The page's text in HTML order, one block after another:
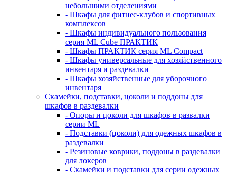
небольшими отделениями
- Шкафы для фитнес-клубов и спортивных
комплексов
- Шкафы индивидуального пользования
серия ML Cube ПРАКТИК
- Шкафы ПРАКТИК серия ML Compact
- Шкафы универсальные для хозяйственного
инвентаря и раздевалки
- Шкафы хозяйственные для уборочного
инвентаря
Скамейки, подставки, цоколи и поддоны для
шкафов в раздевалки
- Опоры и цоколи для шкафов в развалки
серии ML
- Подставки (цоколи) для одежных шкафов в
раздевалки
- Резиновые коврики, поддоны в раздевалки
для локеров
- Скамейки и подставки для серии одежных